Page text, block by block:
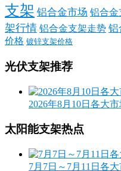
支架 铝合金市场 铝合金
架行情 铝合金支架走势 铝
价格 镀锌支架价格
光伏支架推荐
2026年8月10日各大
太阳能支架热点
7月7日～7月11日各